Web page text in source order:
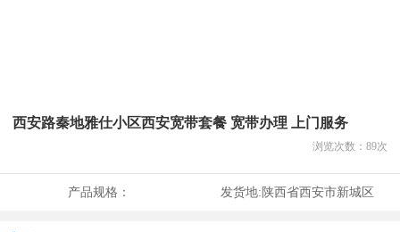
西安路秦地雅仕小区西安宽带套餐 宽带办理 上门服务
浏览次数： 89次
产品规格： 发货地:陕西省西安市新城区